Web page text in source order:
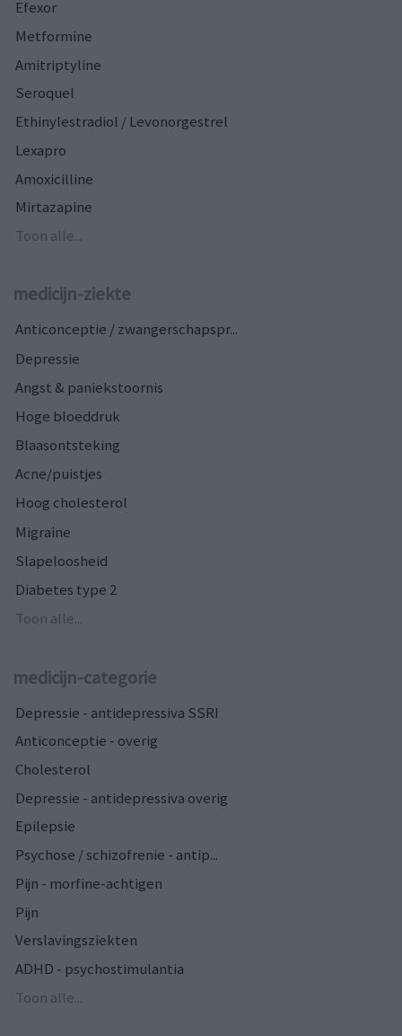
Efexor
Metformine
Amitriptyline
Seroquel
Ethinylestradiol / Levonorgestrel
Lexapro
Amoxicilline
Mirtazapine
Toon alle...
medicijn-ziekte
Anticonceptie / zwangerschapspr...
Depressie
Angst & paniekstoornis
Hoge bloeddruk
Blaasontsteking
Acne/puistjes
Hoog cholesterol
Migraine
Slapeloosheid
Diabetes type 2
Toon alle...
medicijn-categorie
Depressie - antidepressiva SSRI
Anticonceptie - overig
Cholesterol
Depressie - antidepressiva overig
Epilepsie
Psychose / schizofrenie - antip...
Pijn - morfine-achtigen
Pijn
Verslavingsziekten
ADHD - psychostimulantia
Toon alle...